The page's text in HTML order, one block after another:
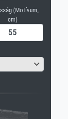
(Motívum,
cm)